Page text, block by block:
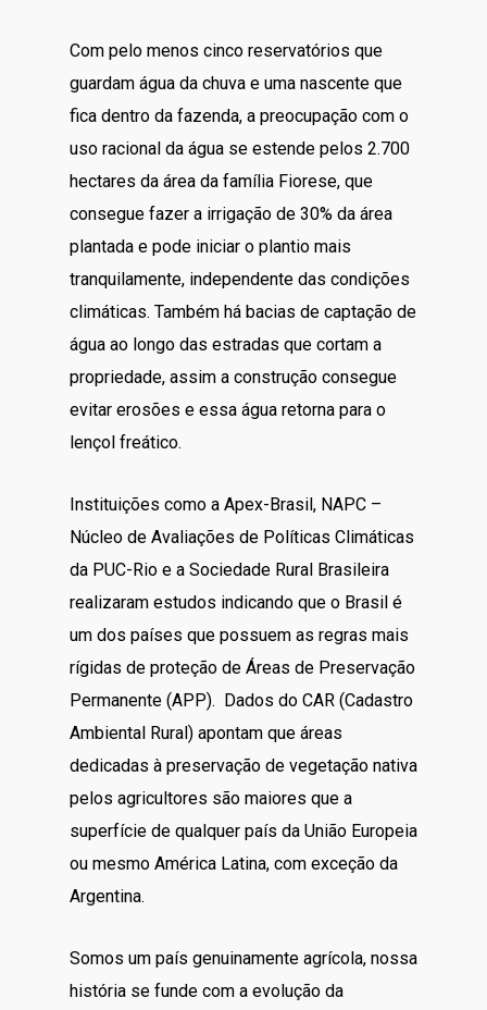
Com pelo menos cinco reservatórios que
guardam água da chuva e uma nascente que
fica dentro da fazenda, a preocupação com o
uso racional da água se estende pelos 2.700
hectares da área da família Fiorese, que
consegue fazer a irrigação de 30% da área
plantada e pode iniciar o plantio mais
tranquilamente, independente das condições
climáticas. Também há bacias de captação de
água ao longo das estradas que cortam a
propriedade, assim a construção consegue
evitar erosões e essa água retorna para o
lençol freático.
Instituições como a Apex-Brasil, NAPC –
Núcleo de Avaliações de Políticas Climáticas
da PUC-Rio e a Sociedade Rural Brasileira
realizaram estudos indicando que o Brasil é
um dos países que possuem as regras mais
rígidas de proteção de Áreas de Preservação
Permanente (APP). Dados do CAR (Cadastro
Ambiental Rural) apontam que áreas
dedicadas à preservação de vegetação nativa
pelos agricultores são maiores que a
superfície de qualquer país da União Europeia
ou mesmo América Latina, com exceção da
Argentina.
Somos um país genuinamente agrícola, nossa
história se funde com a evolução da